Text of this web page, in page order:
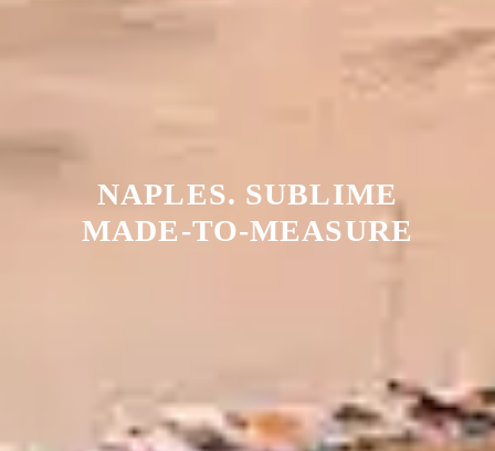
NAPLES. SUBLIME
MADE-TO-MEASURE